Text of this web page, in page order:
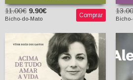
11.00€ 9.90€
Bicho-do-Mato Comprar
Acima De Tudo Amar A
Vida ou Conversas com
Eunice Muñoz